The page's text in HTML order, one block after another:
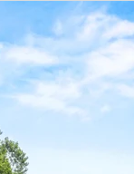
med
for 2 personer
for 4 Personer
for 6 Personer
for 8 Personer
for 10 personer